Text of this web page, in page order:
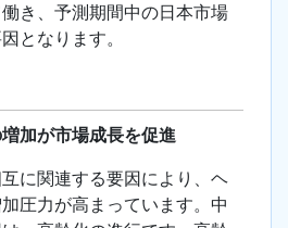
き、予測期間中の日本市場
となります。
加が市場成長を促進
に関連する要因により、ヘ
圧力が高まっています。中